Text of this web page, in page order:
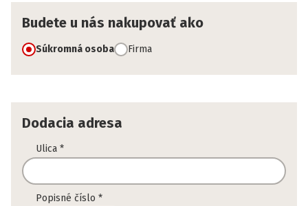
Budete u nás nakupovať ako
Súkromná osoba Firma
Dodacia adresa
Ulica *
Popisné číslo *